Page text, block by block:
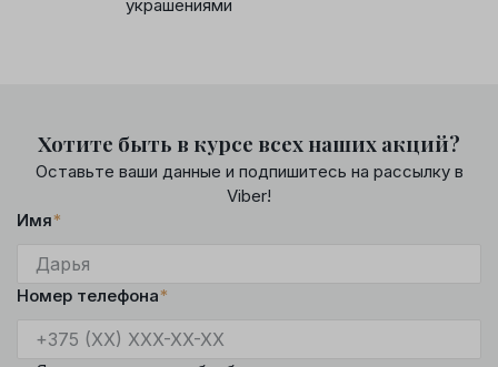
украшениями
Хотите быть в курсе всех наших акций?
Оставьте ваши данные и подпишитесь на рассылку в
Viber!
Имя*
Номер телефона*